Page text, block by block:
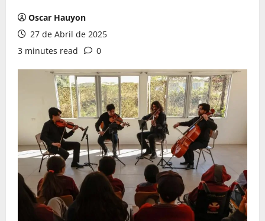
Oscar Hauyon
27 de Abril de 2025
3 minutes read
0